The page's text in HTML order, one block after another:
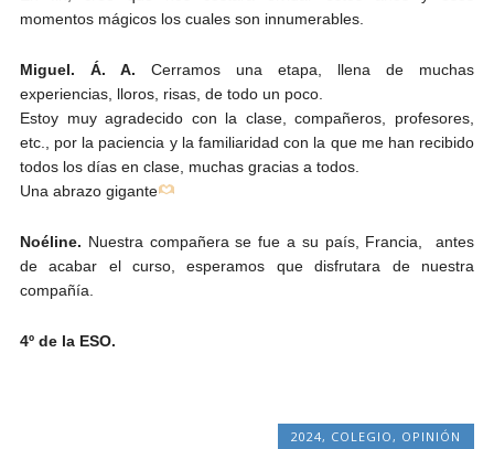
momentos mágicos los cuales son innumerables.
Miguel. Á. A. Cerramos una etapa, llena de muchas
experiencias, lloros, risas, de todo un poco.
Estoy muy agradecido con la clase, compañeros, profesores,
etc., por la paciencia y la familiaridad con la que me han recibido
todos los días en clase, muchas gracias a todos.
Una abrazo gigante
Noéline. Nuestra compañera se fue a su país, Francia, antes
de acabar el curso, esperamos que disfrutara de nuestra
compañía.
4º de la ESO.
2024, COLEGIO, OPINIÓN